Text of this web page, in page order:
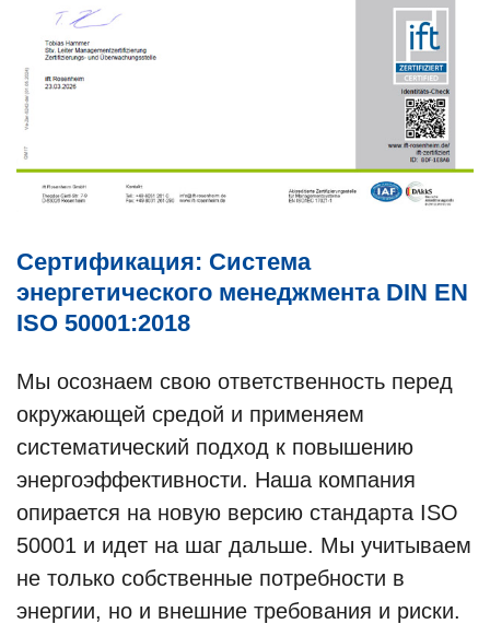
Сертификация: Система
энергетического менеджмента DIN EN
ISO 50001:2018
Мы осознаем свою ответственность перед
окружающей средой и применяем
систематический подход к повышению
энергоэффективности. Наша компания
опирается на новую версию стандарта ISO
50001 и идет на шаг дальше. Мы учитываем
не только собственные потребности в
энергии, но и внешние требования и риски.